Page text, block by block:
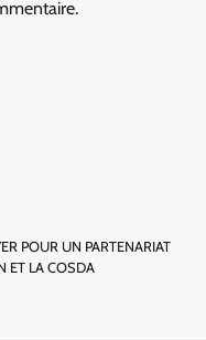
POUR UN PARTENARIAT
ET LA COSDA